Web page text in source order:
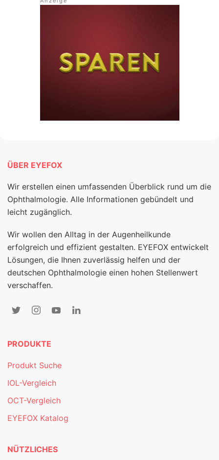
ÜBER EYEFOX
Wir erstellen einen umfassenden Überblick rund um die
Ophthalmologie. Alle Informationen gebündelt und
leicht zugänglich.
Wir wollen den Alltag in der Augenheilkunde
erfolgreich und effizient gestalten. EYEFOX entwickelt
Lösungen, die Ihnen zuverlässig helfen und der
deutschen Ophthalmologie einen hohen Stellenwert
verschaffen.
PRODUKTE
Produkt Suche
IOL-Vergleich
OCT-Vergleich
EYEFOX Katalog
NÜTZLICHES